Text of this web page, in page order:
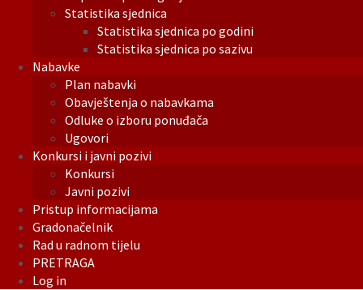
Statistika sjednica
Statistika sjednica po godini
Statistika sjednica po sazivu
Nabavke
Plan nabavki
Obavještenja o nabavkama
Odluke o izboru ponuđača
Ugovori
Konkursi i javni pozivi
Konkursi
Javni pozivi
Pristup informacijama
Gradonačelnik
Rad u radnom tijelu
PRETRAGA
Log in